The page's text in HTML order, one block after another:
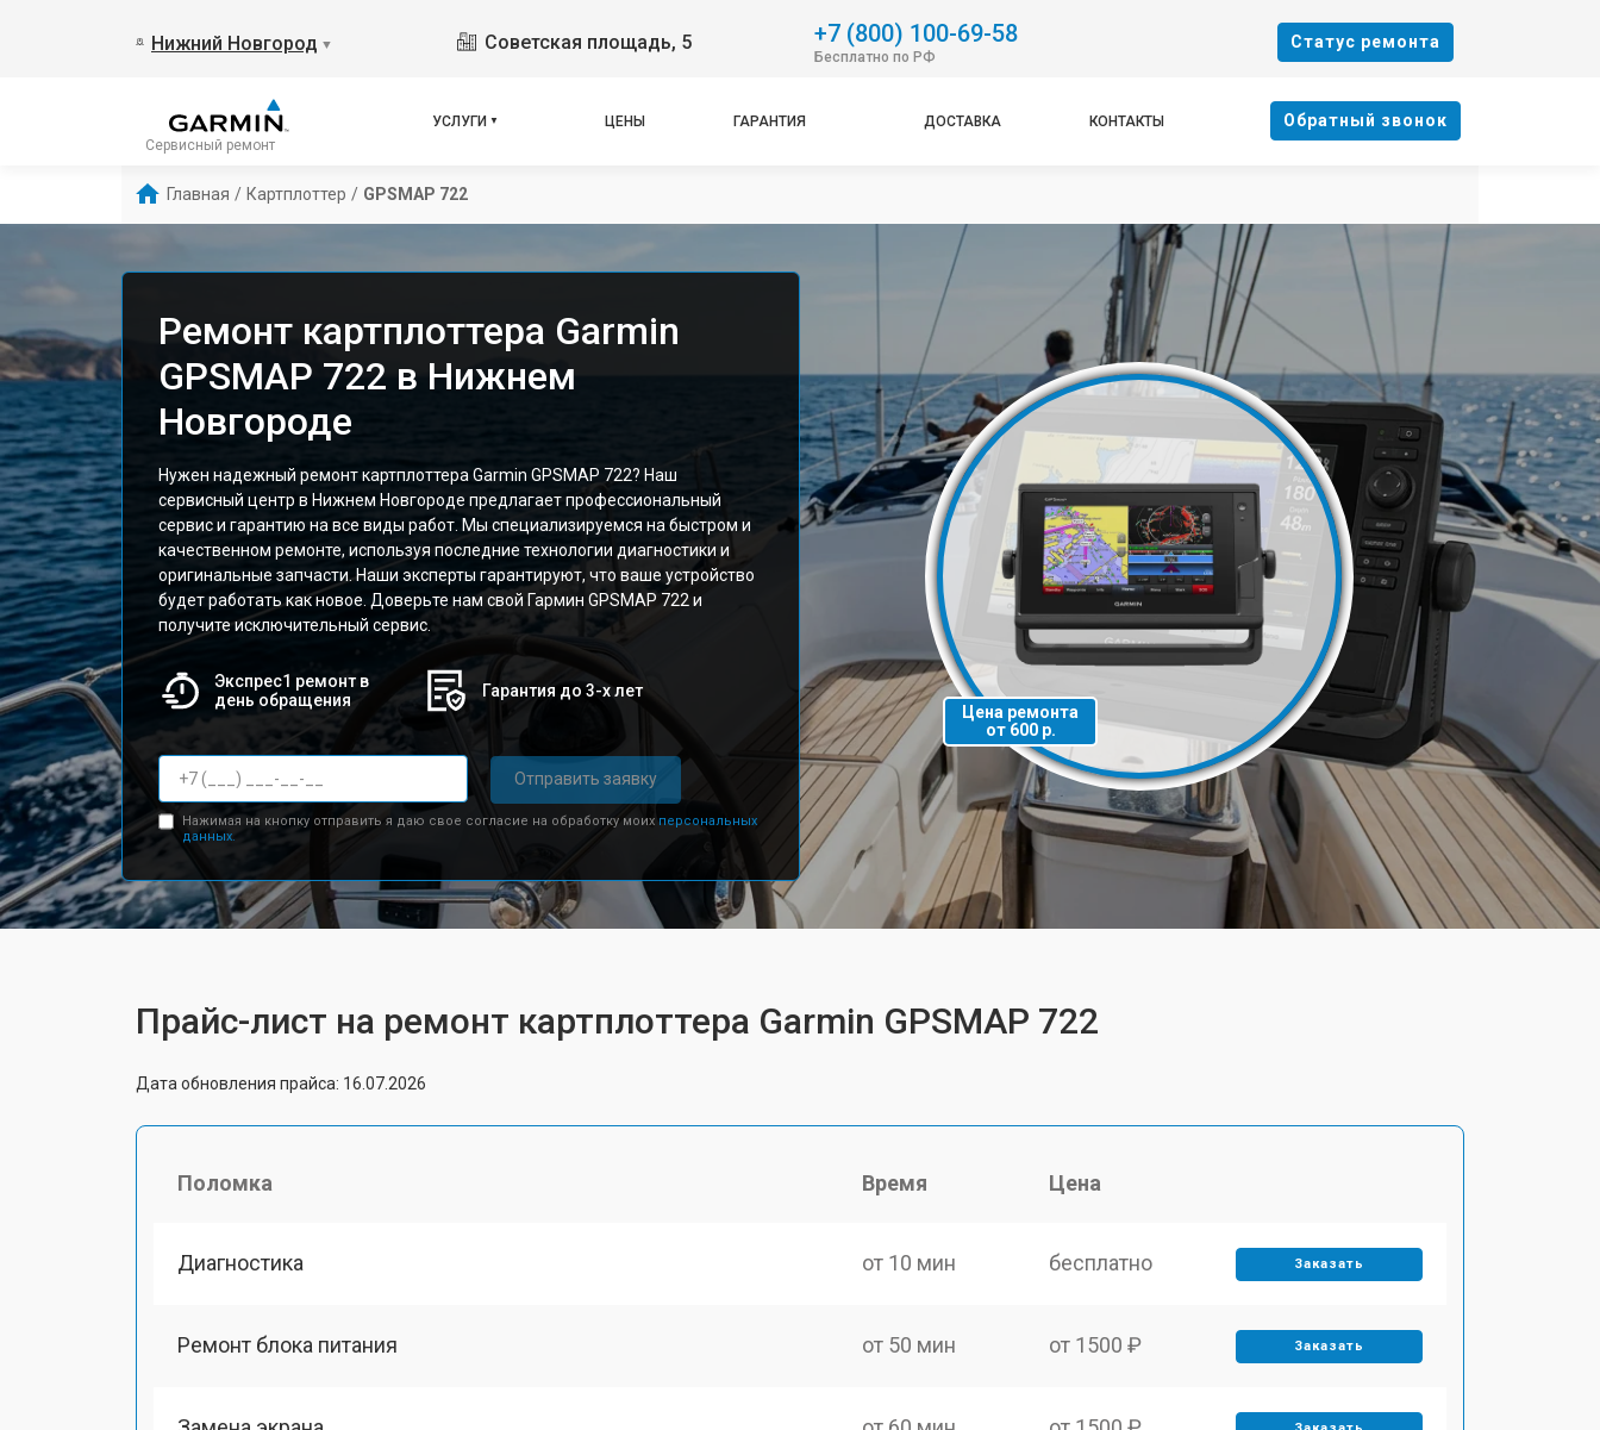
Нижний Новгород ▼ Советская площадь, 5 +7 (800) 100-69-58
Бесплатно по РФ
Cтатус ремонта
Сервисный ремонт
УСЛУГИ ЦЕНЫ ГАРАНТИЯ ДОСТАВКА КОНТАКТЫ Oбратный звонок
Главная / Картплоттер / GPSMAP 722
Ремонт картплоттера Garmin
GPSMAP 722 в Нижнем
Новгороде
Нужен надежный ремонт картплоттера Garmin GPSMAP 722? Наш
сервисный центр в Нижнем Новгороде предлагает профессиональный
сервис и гарантию на все виды работ. Мы специализируемся на быстром и
качественном ремонте, используя последние технологии диагностики и
оригинальные запчасти. Наши эксперты гарантируют, что ваше устройство
будет работать как новое. Доверьте нам свой Гармин GPSMAP 722 и
получите исключительный сервис.
Экспрес1 ремонт в
день обращения
Гарантия до 3-х лет
Отправить заявку
Нажимая на кнопку отправить я даю свое согласие на обработку моихперсональных
данных.
Цена ремонта
от 600 р.
Прайс-лист на ремонт картплоттера Garmin GPSMAP 722
Дата обновления прайса: 16.07.2026
Поломка Время Цена
Диагностика от 10 мин бесплатно Заказать
Ремонт блока питания от 50 мин от 1500 ₽ Заказать